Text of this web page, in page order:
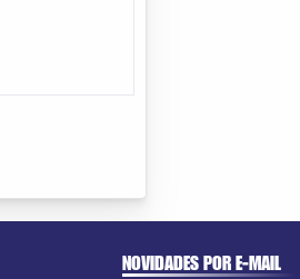
NOVIDADES POR E-MAIL